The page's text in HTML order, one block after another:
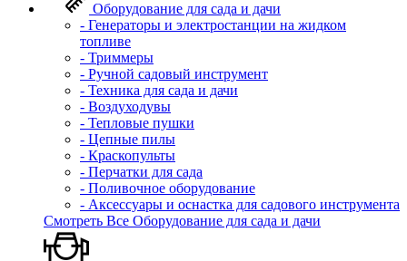
Оборудование для сада и дачи
- Генераторы и электростанции на жидком
топливе
- Триммеры
- Ручной садовый инструмент
- Техника для сада и дачи
- Воздуходувы
- Тепловые пушки
- Цепные пилы
- Краскопульты
- Перчатки для сада
- Поливочное оборудование
- Аксессуары и оснастка для садового инструмента
Смотреть Все Оборудование для сада и дачи